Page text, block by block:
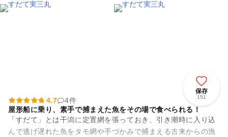
保存
151
4.7
4件
屋形船に乗り、素手で捕まえた魚をその場で食べられる！
「すだて」とは干潟に定置網を張っておき、引き潮時に入り込
んで逃げ遅れた魚をタモ網や手づかみで捕まえる古来からの漁